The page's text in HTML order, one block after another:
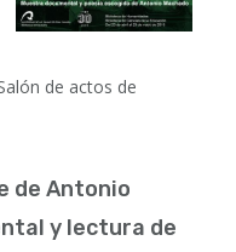
de actos de
de Antonio
y lectura de